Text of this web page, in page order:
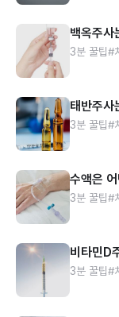
백옥주사
3분 꿀팁#
태반주사
3분 꿀팁#
수액은
3분 꿀팁#
비타민D
3분 꿀팁#